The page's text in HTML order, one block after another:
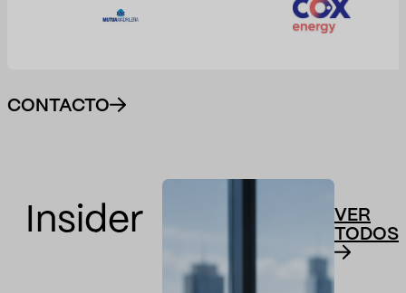
CONTACTO
Insider
VER
TODOS